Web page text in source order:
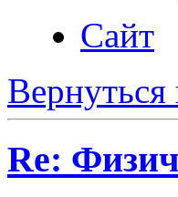
Сайт
Вернуться
Re: